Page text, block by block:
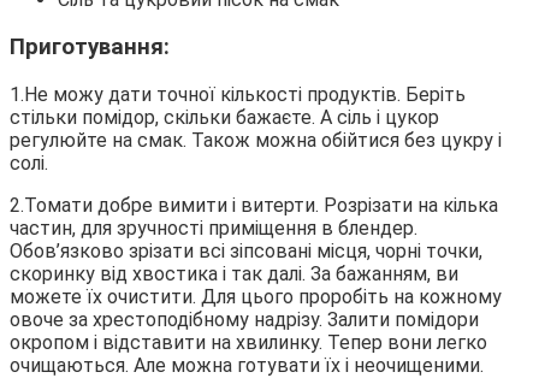
Приготування:
1.Не можу дати точної кількості продуктів. Беріть
стільки помідор, скільки бажаєте. А сіль і цукор
регулюйте на смак. Також можна обійтися без цукру і
солі.
2.Томати добре вимити і витерти. Розрізати на кілька
частин, для зручності приміщення в блендер.
Обов’язково зрізати всі зіпсовані місця, чорні точки,
скоринку від хвостика і так далі. За бажанням, ви
можете їх очистити. Для цього проробіть на кожному
овоче за хрестоподібному надрізу. Залити помідори
окропом і відставити на хвилинку. Тепер вони легко
очищаються. Але можна готувати їх і неочищеними.